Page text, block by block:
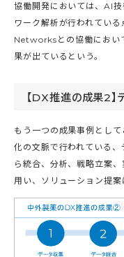
協働開発においては、AI
ワーク解析が行われてい
Networksとの協働におい
果が出ているという。
【DX推進の成果2】
もう一つの成果事例とし
化の文脈で行われている
ら統合、分析、戦略立案
用い、ソリューション提案